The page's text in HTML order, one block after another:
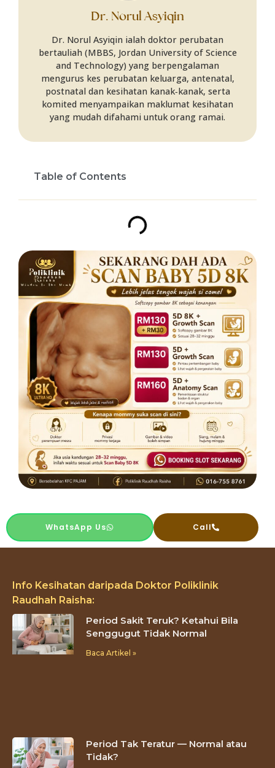
Dr. Norul Asyiqin
Dr. Norul Asyiqin ialah doktor perubatan
bertauliah (MBBS, Jordan University of Science
and Technology) yang berpengalaman
mengurus kes perubatan keluarga, antenatal,
postnatal dan kesihatan kanak‑kanak, serta
komited menyampaikan maklumat kesihatan
yang mudah difahami untuk orang ramai.
Table of Contents
WhatsApp Us Call
Info Kesihatan daripada Doktor Poliklinik
Raudhah Raisha:
Period Sakit Teruk? Ketahui Bila
Senggugut Tidak Normal
Baca Artikel »
Period Tak Teratur — Normal atau
Tidak?